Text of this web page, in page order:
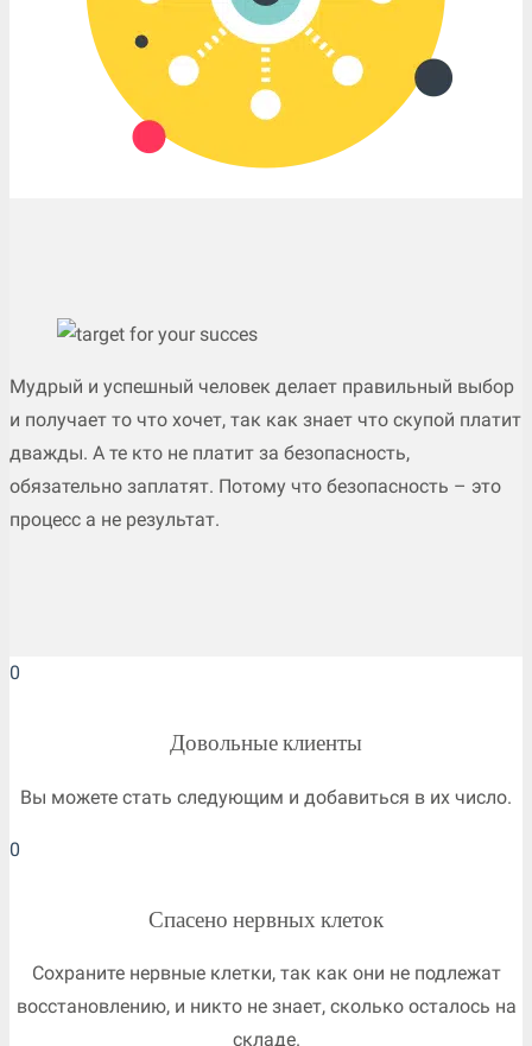
Мудрый и успешный человек делает правильный выбор
и получает то что хочет, так как знает что скупой платит
дважды. А те кто не платит за безопасность,
обязательно заплатят. Потому что безопасность – это
процесс а не результат.
0
Довольные клиенты
Вы можете стать следующим и добавиться в их число.
0
Спасено нервных клеток
Сохраните нервные клетки, так как они не подлежат
восстановлению, и никто не знает, сколько осталось на
складе.